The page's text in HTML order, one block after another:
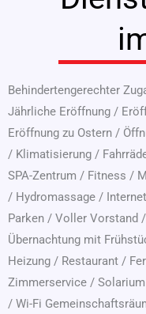
Behindertengerechter
Jährliche Eröffnung /
Eröffnung zu Ostern /
/ Klimatisierung /
SPA-Zentrum / Fitness /
/ Hydromassage / Internet
Parken / Voller Vorstand /
Übernachtung mit
Heizung / Restaurant /
Zimmerservice / Solarium
/ Wi-Fi